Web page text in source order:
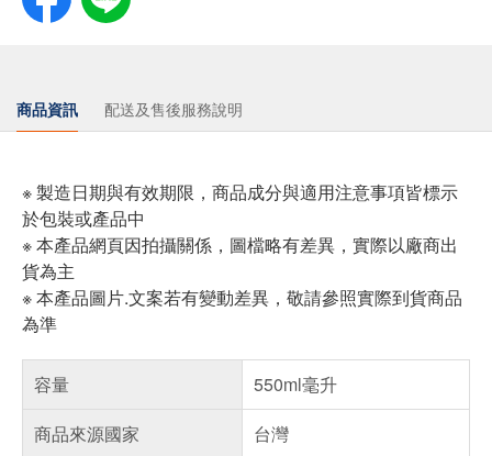
商品資訊 配送及售後服務說明
※ 製造日期與有效期限，商品成分與適用注意事項皆標示
於包裝或產品中
※ 本產品網頁因拍攝關係，圖檔略有差異，實際以廠商出
貨為主
※ 本產品圖片.文案若有變動差異，敬請參照實際到貨商品
為準
容量
550ml毫升
商品來源國家
台灣